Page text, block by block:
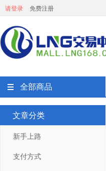
请登录 免费注册
全部商品
文章分类
新手上路
支付方式